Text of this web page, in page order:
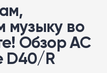
музыку во
Обзор АС
D40/R